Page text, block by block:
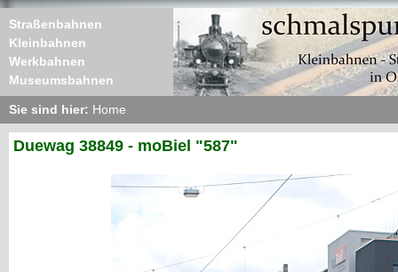
Straßenbahnen
Kleinbahnen
Werkbahnen
Museumsbahnen
Sie sind hier: Home
Duewag 38849 - moBiel "587"